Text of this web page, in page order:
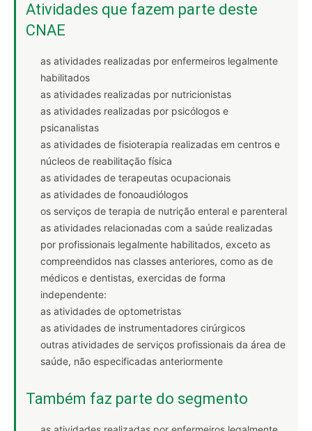
Atividades que fazem parte deste
CNAE
as atividades realizadas por enfermeiros legalmente
habilitados
as atividades realizadas por nutricionistas
as atividades realizadas por psicólogos e
psicanalistas
as atividades de fisioterapia realizadas em centros e
núcleos de reabilitação física
as atividades de terapeutas ocupacionais
as atividades de fonoaudiólogos
os serviços de terapia de nutrição enteral e parenteral
as atividades relacionadas com a saúde realizadas
por profissionais legalmente habilitados, exceto as
compreendidos nas classes anteriores, como as de
médicos e dentistas, exercidas de forma
independente:
as atividades de optometristas
as atividades de instrumentadores cirúrgicos
outras atividades de serviços profissionais da área de
saúde, não especificadas anteriormente
Também faz parte do segmento